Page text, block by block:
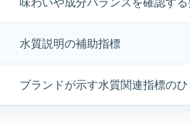
水質説明の補助指標
ブランドが示す水質関連指標の